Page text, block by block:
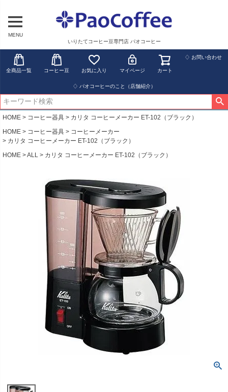
MENU
いりたてコーヒー豆専門店 パオコーヒー
全商品一覧 コーヒー豆 お気に入り マイページ カート
♢ お問い合わせ
♢ パオコーヒーのこと（店舗紹介）
HOME コーヒー器具
カリタ コーヒーメーカー ET-102（ブラック）
HOME
コーヒー器具
コーヒーメーカー
カリタ コーヒーメーカー ET-102（ブラック）
HOME
ALL カリタ コーヒーメーカー ET-102（ブラック）